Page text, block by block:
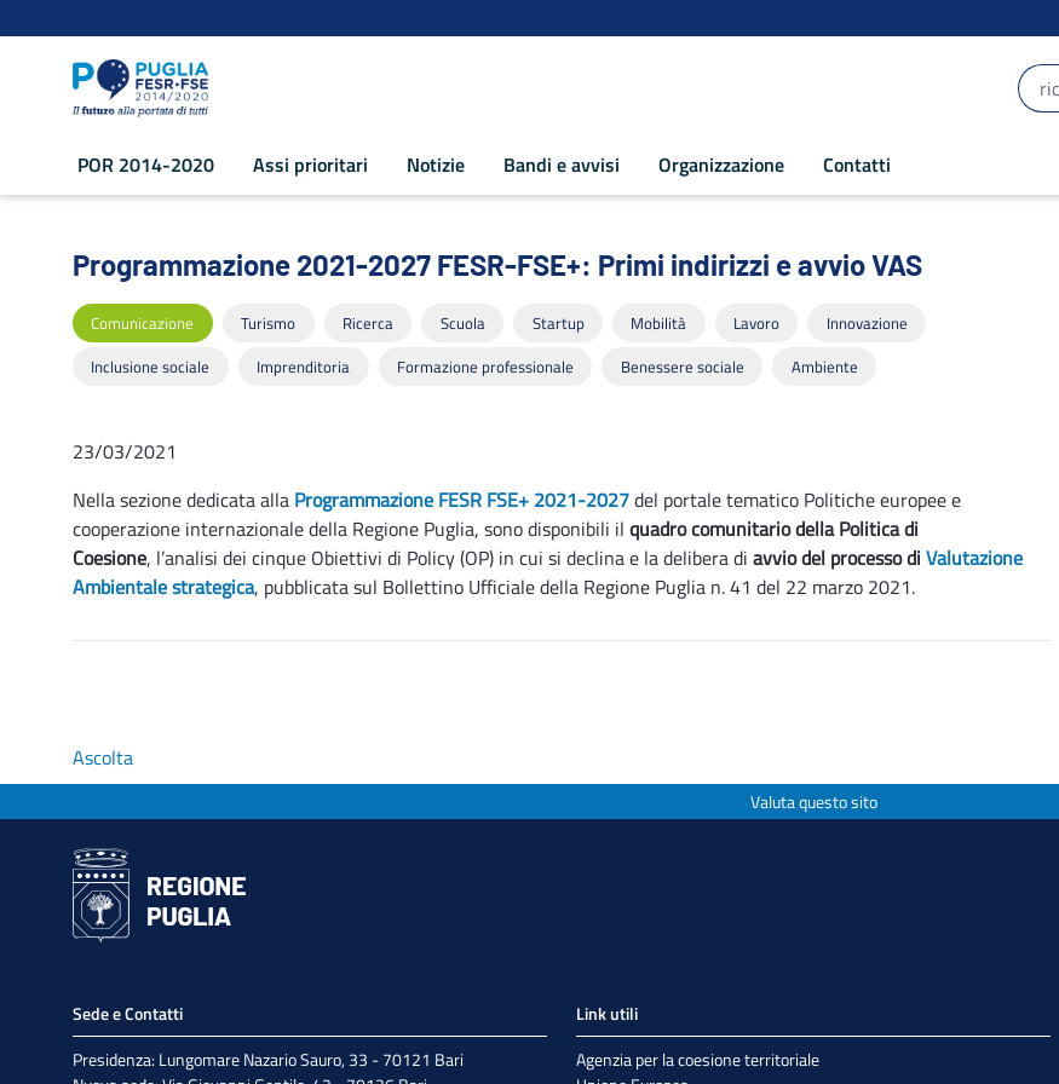
POR 2014-2020 Assi prioritari Notizie Bandi e avvisi Organizzazione Contatti
Programmazione 2021-2027 FESR-FSE+: Primi indirizzi e avvio VAS - POR
Programmazione 2021-2027 FESR-FSE+: Primi indirizzi e avvio VAS
Comunicazione Turismo Ricerca Scuola Startup Mobilità Lavoro
Innovazione
Inclusione sociale
Imprenditoria Formazione professionale Benessere sociale Ambiente
23/03/2021
Nella sezione dedicata alla Programmazione FESR FSE+ 2021-2027del portale tematico Politiche europee e
cooperazione internazionale della Regione Puglia, sono disponibili il quadro comunitario della Politica di
Coesione, l’analisi dei cinque Obiettivi di Policy (OP) in cui si declina e la delibera di avvio del processo di Valutazione
Ambientale strategica, pubblicata sul Bollettino Ufficiale della Regione Puglia n. 41 del 22 marzo 2021.
Ascolta
Valuta questo sito
Sede e Contatti
Presidenza: Lungomare Nazario Sauro, 33 - 70121 Bari
Link utili
Agenzia per la coesione territoriale